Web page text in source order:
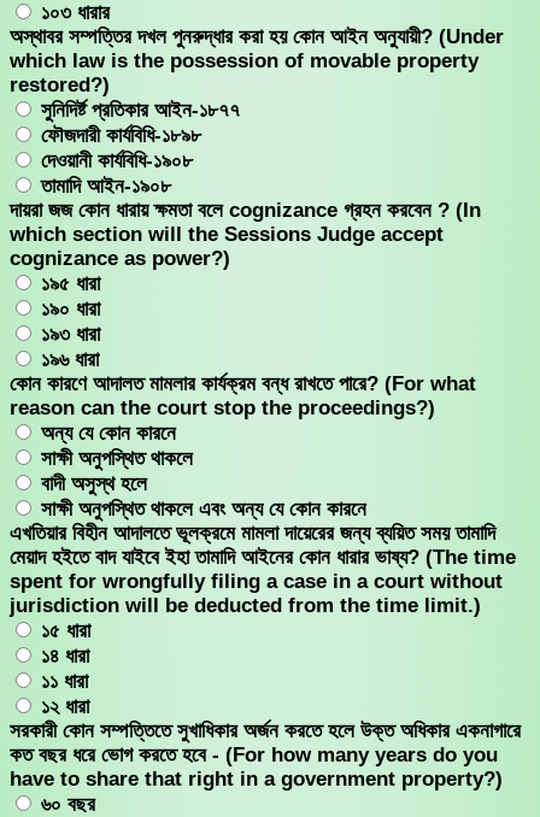
১০৩ ধারার
অস্থাবর সম্পত্তির দখল পুনরুদ্ধার করা হয় কোন আইন অনুযায়ী? (Under
which law is the possession of movable property
restored?)
সুনিদির্ষ্ট প্রতিকার আইন-১৮৭৭
ফৌজদারী কার্যবিধি-১৮৯৮
দেওয়ানী কার্যবিধি-১৯০৮
তামাদি আইন-১৯০৮
দায়রা জজ কোন ধারায় ক্ষমতা বলে cognizance গ্রহন করবেন ? (In
which section will the Sessions Judge accept
cognizance as power?)
১৯৫ ধারা
১৯০ ধারা
১৯৩ ধারা
১৯৬ ধারা
কোন কারণে আদালত মামলার কার্যক্রম বন্ধ রাখতে পারে? (For what
reason can the court stop the proceedings?)
অন্য যে কোন কারনে
সাক্ষী অনুপস্থিত থাকলে
বাদী অসুস্থ হলে
সাক্ষী অনুপস্থিত থাকলে এবং অন্য যে কোন কারনে
এখতিয়ার বিহীন আদালতে ভূলক্রমে মামলা দায়েরের জন্য ব্যয়িত সময় তামাদি
মেয়াদ হইতে বাদ যাইবে ইহা তামাদি আইনের কোন ধারার ভাষ্য? (The time
spent for wrongfully filing a case in a court without
jurisdiction will be deducted from the time limit.)
১৫ ধারা
১৪ ধারা
১১ ধারা
১২ ধারা
সরকারী কোন সম্পত্তিতে সুখাধিকার অর্জন করতে হলে উক্ত অধিকার একনাগারে
কত বছর ধরে ভােগ করতে হবে - (For how many years do you
have to share that right in a government property?)
৬০ বছর